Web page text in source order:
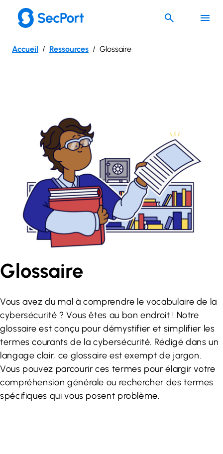
contenu
Accueil Ressources Glossaire
Glossaire
Vous avez du mal à comprendre le vocabulaire de la
cybersécurité ? Vous êtes au bon endroit ! Notre
glossaire est conçu pour démystifier et simplifier les
termes courants de la cybersécurité. Rédigé dans un
langage clair, ce glossaire est exempt de jargon.
Vous pouvez parcourir ces termes pour élargir votre
compréhension générale ou rechercher des termes
spécifiques qui vous posent problème.